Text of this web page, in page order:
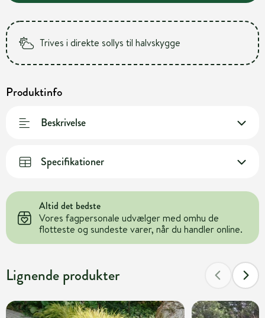
Trives i direkte sollys til halvskygge
Produktinfo
Beskrivelse
Specifikationer
Altid det bedste
Vores fagpersonale udvælger med omhu de
flotteste og sundeste varer, når du handler online.
Lignende produkter